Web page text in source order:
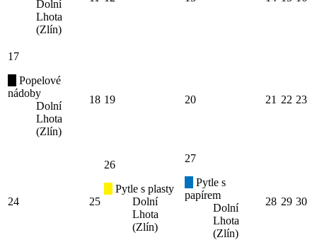
Dolní
Lhota
(Zlín)
17
Popelové
nádoby
Dolní
Lhota
(Zlín)
18 19 20 21 22 23
24 25
26
Pytle s plasty
Dolní
Lhota
(Zlín)
27
Pytle s
papírem
Dolní
Lhota
(Zlín)
28 29 30